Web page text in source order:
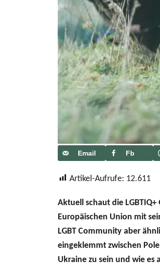
Email Fb
Artikel-Aufrufe: 12.611
Aktuell schaut die
Europäischen Union mit
LGBT Community aber
eingeklemmt zwischen
Ukraine zu sein und wie es